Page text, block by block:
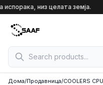
Skip to content
испорака, низ целата земја.
Дома/Продавница/